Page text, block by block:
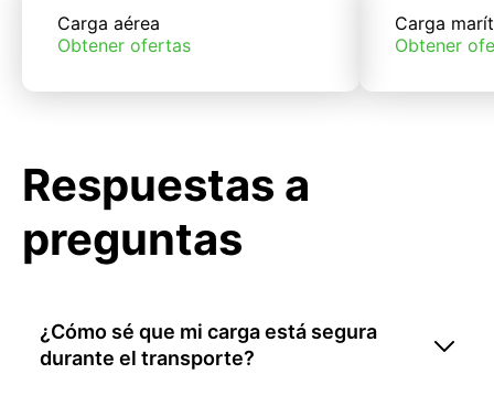
Carga aérea
Obtener ofertas
Carga
Obtener
Respuestas a
preguntas
¿Cómo sé que mi carga está segura
durante el transporte?